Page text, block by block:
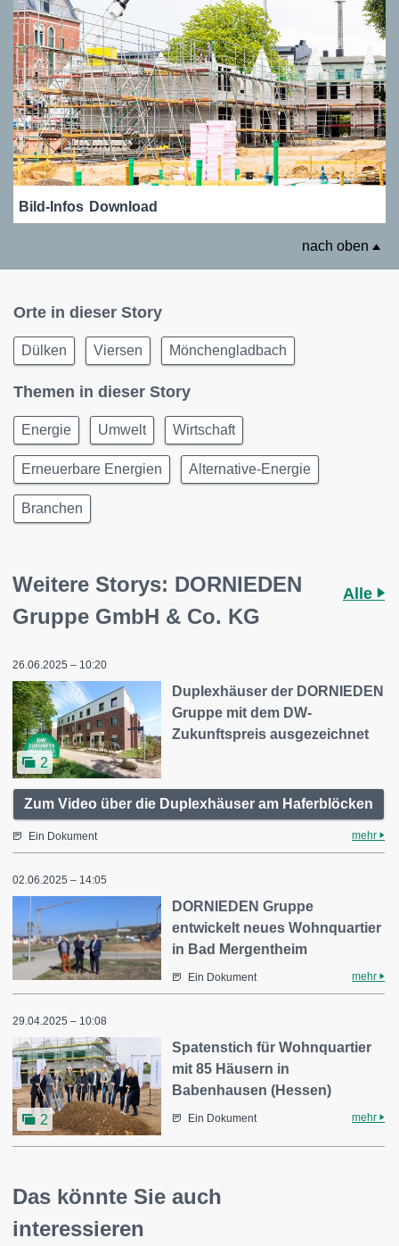
Bild-Infos Download
nach oben
Orte in dieser Story
Dülken Viersen Mönchengladbach
Themen in dieser Story
Energie Umwelt Wirtschaft
Erneuerbare Energien Alternative-Energie
Branchen
Weitere Storys: DORNIEDEN
Gruppe GmbH & Co. KG
Alle
26.06.2025 – 10:20
2
Duplexhäuser der DORNIEDEN
Gruppe mit dem DW-
Zukunftspreis ausgezeichnet
Zum Video über die Duplexhäuser am Haferblöcken
Ein Dokument mehr
02.06.2025 – 14:05
DORNIEDEN Gruppe
entwickelt neues Wohnquartier
in Bad Mergentheim
Ein Dokument mehr
29.04.2025 – 10:08
2
Spatenstich für Wohnquartier
mit 85 Häusern in
Babenhausen (Hessen)
Ein Dokument mehr
Das könnte Sie auch
interessieren